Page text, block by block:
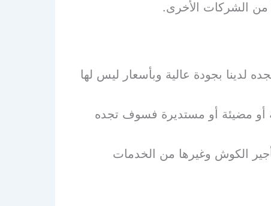
من الشركات الأخرى.
بجودة عالية وبأسعار ليس لها
أو مضيئة أو مستديرة فسوف تجده
الكوش وغيرها من الخدمات